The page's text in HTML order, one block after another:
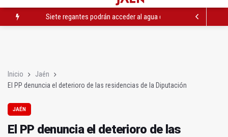
Siete regantes podrán acceder al agua de riego de la presa de
Inicio
Jaén
El PP denuncia el deterioro de las residencias de la Diputación
JAÉN
El PP denuncia el deterioro de las